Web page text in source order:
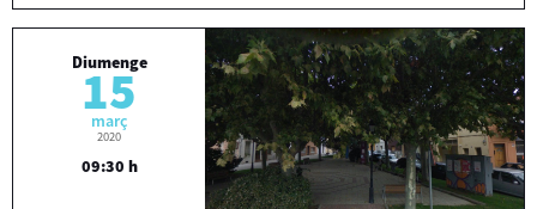
Diumenge
15
març
2020
09:30 h